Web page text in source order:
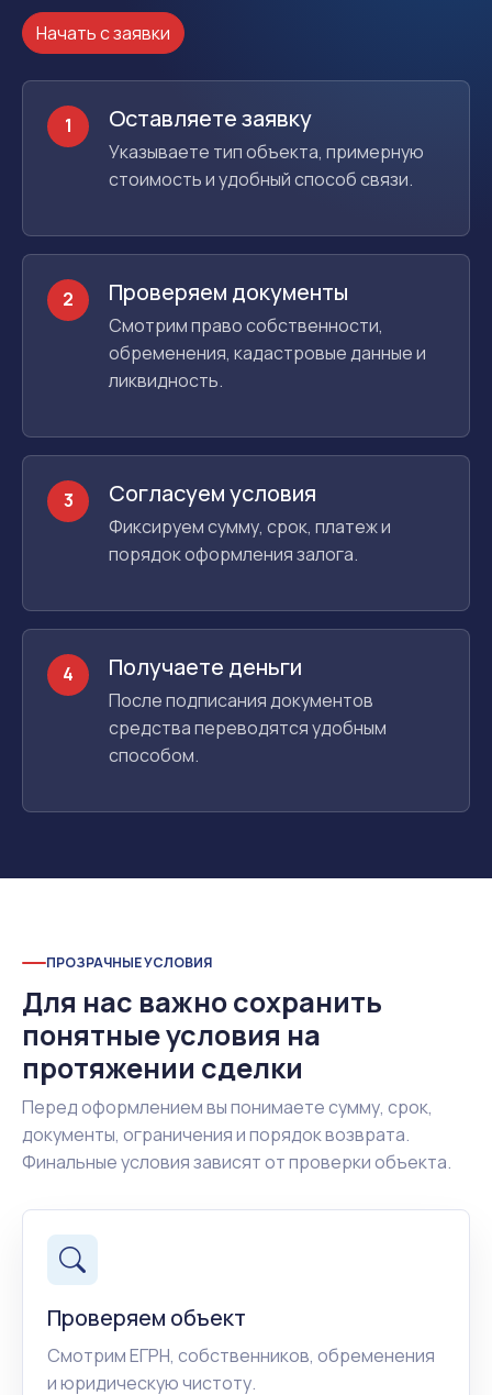
Начать с заявки
1 Оставляете заявку
Указываете тип объекта, примерную
стоимость и удобный способ связи.
2 Проверяем документы
Смотрим право собственности,
обременения, кадастровые данные и
ликвидность.
3 Согласуем условия
Фиксируем сумму, срок, платеж и
порядок оформления залога.
4 Получаете деньги
После подписания документов
средства переводятся удобным
способом.
ПРОЗРАЧНЫЕ УСЛОВИЯ
Для нас важно сохранить
понятные условия на
протяжении сделки
Перед оформлением вы понимаете сумму, срок,
документы, ограничения и порядок возврата.
Финальные условия зависят от проверки объекта.
Проверяем объект
Смотрим ЕГРН, собственников, обременения
и юридическую чистоту.